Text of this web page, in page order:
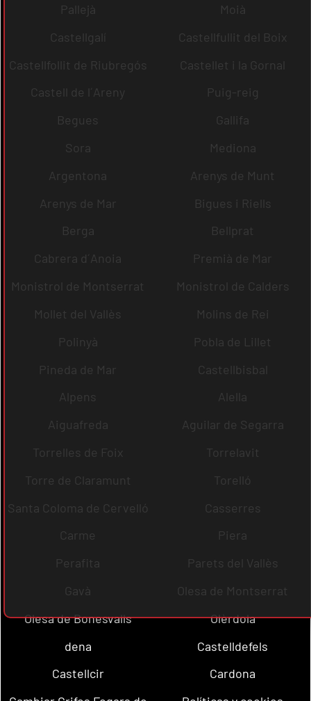
Pallejà
Moià
Castellgalí
Castellfullit del Boix
Castellfollit de Riubregós
Castellet i la Gornal
Castell de l´Areny
Puig-reig
Begues
Gallifa
Sora
Mediona
Argentona
Arenys de Munt
Arenys de Mar
Bigues i Riells
Berga
Bellprat
Cabrera d´Anoia
Premià de Mar
Monistrol de Montserrat
Monistrol de Calders
Mollet del Vallès
Molins de Rei
Polinyà
Pobla de Lillet
Pineda de Mar
Castellbisbal
Alpens
Alella
Aiguafreda
Aguilar de Segarra
Torrelles de Foix
Torrelavit
Torre de Claramunt
Torelló
Santa Coloma de Cervelló
Casserres
Carme
Piera
Perafita
Parets del Vallès
Gavà
Olesa de Montserrat
Olesa de Bonesvalls
Olèrdola
dena
Castelldefels
Castellcir
Cardona